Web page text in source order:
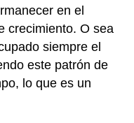
en el
crecimiento. O sea
siempre el
este patrón de
lo que es un